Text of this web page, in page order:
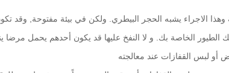
الاجراء يشبه الحجر البيطري. ولكن في بيئة مفتوحة, وقد
الخاصة بك. و لا النفخ عليها قد يكون أحدهم يحمل مرضا
أو لبس القفازات عند معالجته